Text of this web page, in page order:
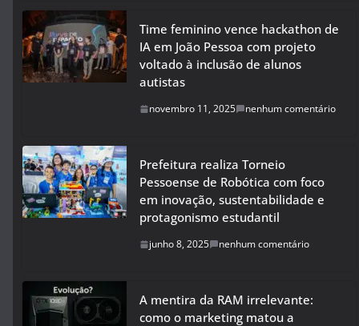
Time feminino vence hackathon de
IA em João Pessoa com projeto
voltado à inclusão de alunos
autistas
novembro 11, 2025 nenhum comentário
Prefeitura realiza Torneio
Pessoense de Robótica com foco
em inovação, sustentabilidade e
protagonismo estudantil
junho 8, 2025 nenhum comentário
A mentira da RAM irrelevante:
como o marketing matou a